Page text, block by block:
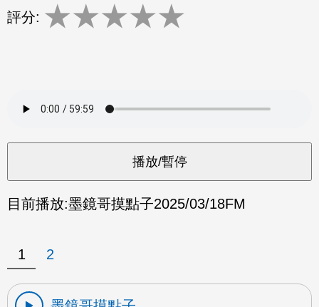
評分: ★★★★★
目前播放:墨鏡哥摸點子2025/03/18FM
1 2